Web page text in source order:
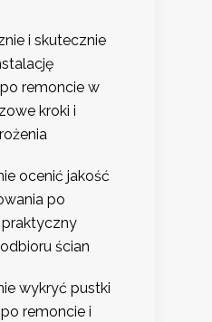
i skutecznie
remoncie w
kroki i
ocenić jakość
po
ścian
wykryć pustki
remoncie i